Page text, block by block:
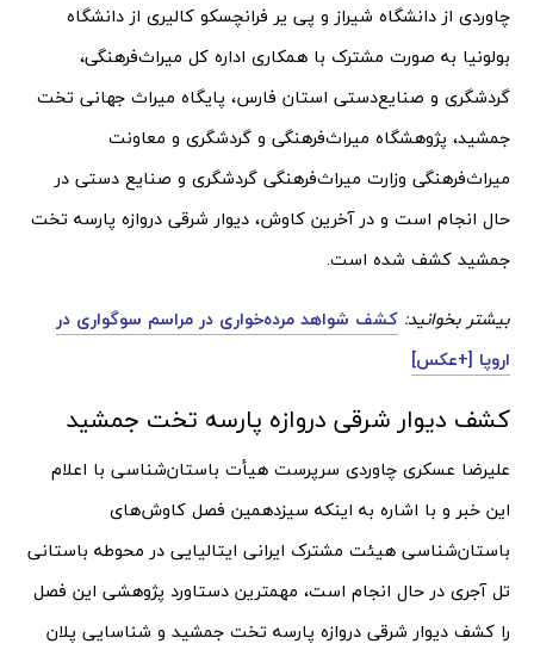
چاوردی از دانشگاه شیراز و پی یر فرانچسکو کالیری از دانشگاه
بولونیا به صورت مشترک با همکاری اداره کل میراث‌فرهنگی،
گردشگری و صنایع‌دستی استان فارس، پایگاه میراث جهانی تخت
جمشید، پژوهشگاه میراث‌فرهنگی و گردشگری و معاونت
میراث‌فرهنگی وزارت میراث‌فرهنگی گردشگری و صنایع دستی در
حال انجام است و در آخرین کاوش، دیوار شرقی دروازه پارسه تخت
جمشید کشف شده است.
بیشتر بخوانید: کشف شواهد مرده‌خواری در مراسم سوگواری در
اروپا [+عکس]
کشف دیوار شرقی دروازه پارسه تخت جمشید
علیرضا عسکری چاوردی سرپرست هیأت باستان‌شناسی با اعلام
این خبر و با اشاره به اینکه سیزدهمین فصل کاوش‌های
باستان‌شناسی هیئت مشترک ایرانی ایتالیایی در محوطه باستانی
تل آجری در حال انجام است، مهمترین دستاورد پژوهشی این فصل
را کشف دیوار شرقی دروازه پارسه تخت جمشید و شناسایی پلان